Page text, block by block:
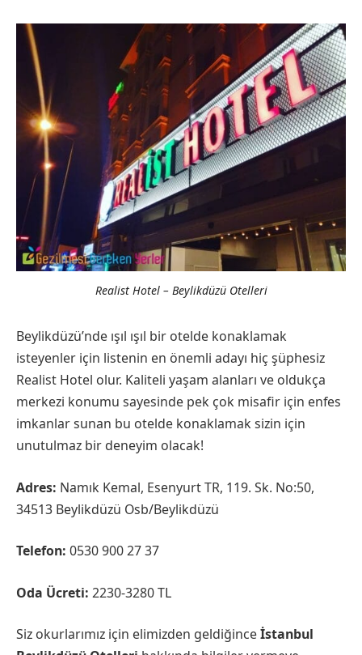
Realist Hotel – Beylikdüzü Otelleri
Beylikdüzü’nde ışıl ışıl bir otelde konaklamak
isteyenler için listenin en önemli adayı hiç şüphesiz
Realist Hotel olur. Kaliteli yaşam alanları ve oldukça
merkezi konumu sayesinde pek çok misafir için enfes
imkanlar sunan bu otelde konaklamak sizin için
unutulmaz bir deneyim olacak!
Adres: Namık Kemal, Esenyurt TR, 119. Sk. No:50,
34513 Beylikdüzü Osb/Beylikdüzü
Telefon: 0530 900 27 37
Oda Ücreti: 2230-3280 TL
Siz okurlarımız için elimizden geldiğinceİstanbul